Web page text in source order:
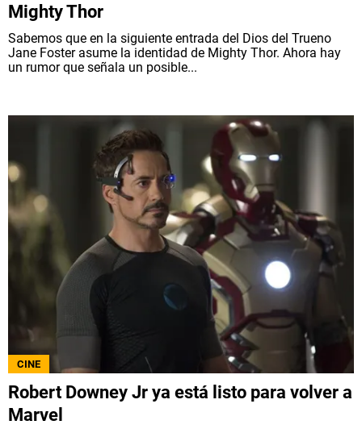
Mighty Thor
Sabemos que en la siguiente entrada del Dios del Trueno
Jane Foster asume la identidad de Mighty Thor. Ahora hay
un rumor que señala un posible...
CINE
Robert Downey Jr ya está listo para volver a
Marvel